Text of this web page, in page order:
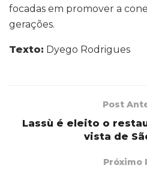
focadas em promover a
gerações.
Texto: Dyego Rodrigues
Post
Lassù é eleito o
vista de
Próximo